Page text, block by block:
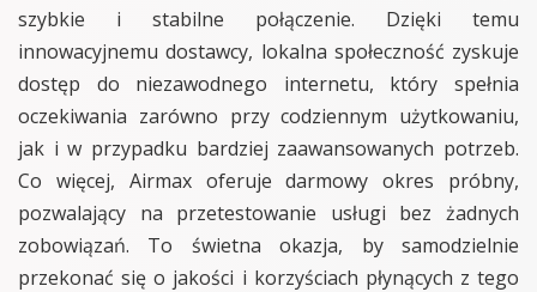
szybkie i stabilne połączenie. Dzięki temu
innowacyjnemu dostawcy, lokalna społeczność zyskuje
dostęp do niezawodnego internetu, który spełnia
oczekiwania zarówno przy codziennym użytkowaniu,
jak i w przypadku bardziej zaawansowanych potrzeb.
Co więcej, Airmax oferuje darmowy okres próbny,
pozwalający na przetestowanie usługi bez żadnych
zobowiązań. To świetna okazja, by samodzielnie
przekonać się o jakości i korzyściach płynących z tego